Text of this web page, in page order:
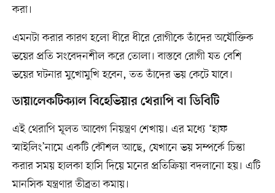
করা।
এমনটা করার কারণ হলো ধীরে ধীরে রোগীকে তাঁদের অযৌক্তিক
ভয়ের প্রতি সংবেদনশীল করে তোলা। বাস্তবে রোগী যত বেশি
ভয়ের ঘটনার মুখোমুখি হবেন, তত তাঁদের ভয় কেটে যাবে।
ডায়ালেকটিক্যাল বিহেভিয়ার থেরাপি বা ডিবিটি
এই থেরাপি মূলত আবেগ নিয়ন্ত্রণ শেখায়। এর মধ্যে ‘হাফ
স্মাইলিং’নামে একটি কৌশল আছে, যেখানে ভয় সম্পর্কে চিন্তা
করার সময় হালকা হাসি দিয়ে মনের প্রতিক্রিয়া বদলানো হয়। এটি
মানসিক যন্ত্রণার তীব্রতা কমায়।